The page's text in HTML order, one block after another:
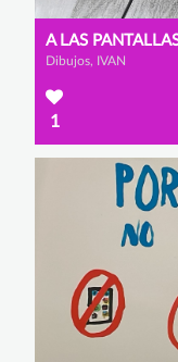
Dibujos, IVAN
1